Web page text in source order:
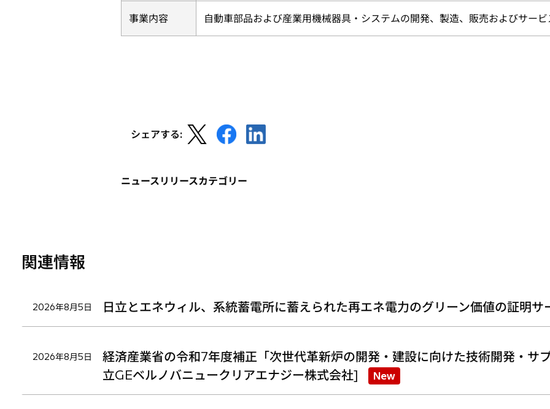
事業内容 自動車部品および産業用機械器具・システムの開発、製造、販売およびサービ
シェアする:
し
タ
新
し
ニュースリリースカテゴリー
関連情報
2026年8月5日 日立とエネウィル、系統蓄電所に蓄えられた再エネ電力のグリーン価値の証明
2026年8月5日
経済産業省の令和7年度補正「次世代革新炉の開発・建設に向けた技術開発・サ
立GEベルノバニュークリアエナジー株式会社]
New